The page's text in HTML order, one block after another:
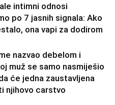
intimni odnosi
po 7 jasnih signala: Ako
ona vapi za dodirom
nazvao debelom i
muž se samo nasmiješio
će jedna zaustavljena
njihovo carstvo